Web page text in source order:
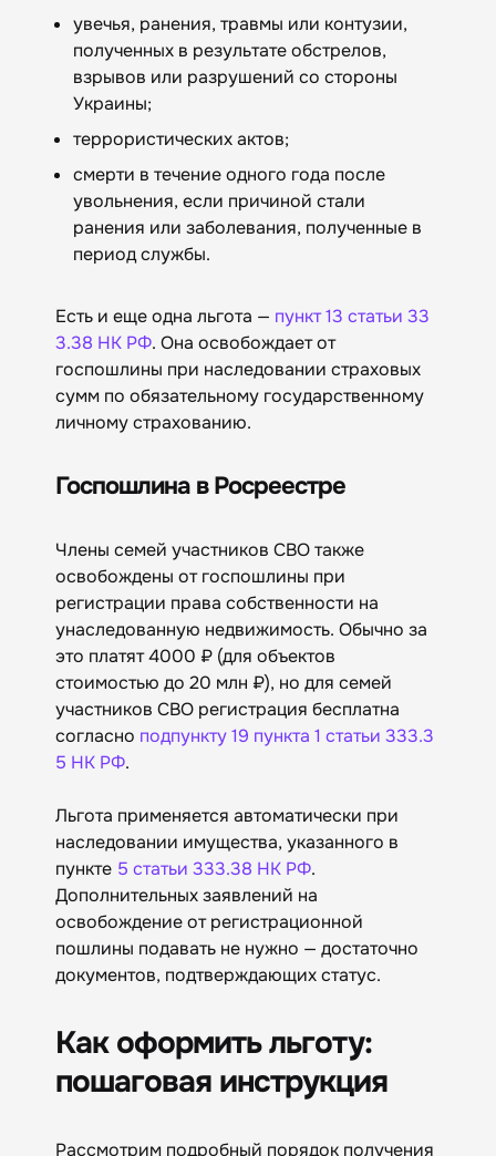
увечья, ранения, травмы или контузии,
полученных в результате обстрелов,
взрывов или разрушений со стороны
Украины;
террористических актов;
смерти в течение одного года после
увольнения, если причиной стали
ранения или заболевания, полученные в
период службы.
Есть и еще одна льгота — пункт 13 статьи 33
3.38 НК РФ. Она освобождает от
госпошлины при наследовании страховых
сумм по обязательному государственному
личному страхованию.
Госпошлина в Росреестре
Члены семей участников СВО также
освобождены от госпошлины при
регистрации права собственности на
унаследованную недвижимость. Обычно за
это платят 4000 ₽ (для объектов
стоимостью до 20 млн ₽), но для семей
участников СВО регистрация бесплатна
согласно подпункту 19 пункта 1 статьи 333.3
5 НК РФ.
Льгота применяется автоматически при
наследовании имущества, указанного в
пункте 5 статьи 333.38 НК РФ.
Дополнительных заявлений на
освобождение от регистрационной
пошлины подавать не нужно — достаточно
документов, подтверждающих статус.
Как оформить льготу:
пошаговая инструкция
Рассмотрим подробный порядок получения